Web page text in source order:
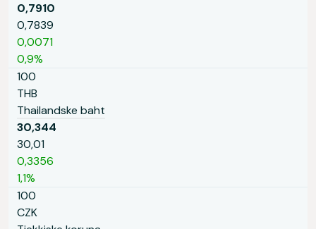
0,7910
0,7839
0,0071
0,9%
100
THB
Thailandske baht
30,344
30,01
0,3356
1,1%
100
CZK